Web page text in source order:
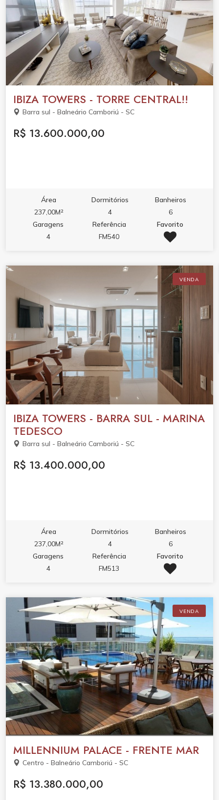
IBIZA TOWERS - TORRE CENTRAL!!
Barra sul - Balneário Camboriú - SC
R$ 13.600.000,00
Área
237,00M²
Dormitórios
4
Banheiros
6
Garagens
4
Referência
FM540
Favorito
VENDA
IBIZA TOWERS - BARRA SUL - MARINA
TEDESCO
Barra sul - Balneário Camboriú - SC
R$ 13.400.000,00
Área
237,00M²
Dormitórios
4
Banheiros
6
Garagens
4
Referência
FM513
Favorito
VENDA
MILLENNIUM PALACE - FRENTE MAR
Centro - Balneário Camboriú - SC
R$ 13.380.000,00